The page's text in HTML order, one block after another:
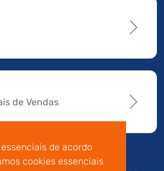
de acordo
cookies essenciais
de Vendas